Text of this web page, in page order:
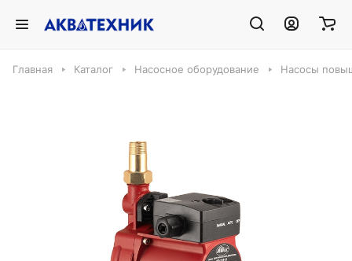
Главная Каталог Насосное оборудование Насосы